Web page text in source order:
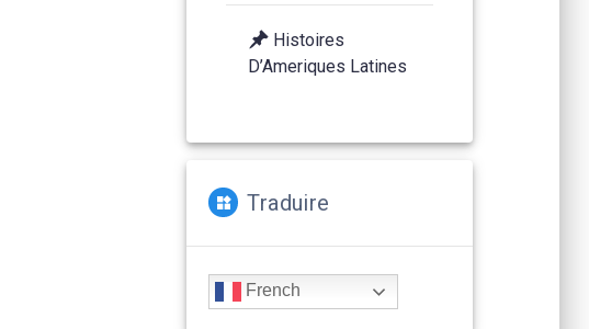
Histoires
D’Ameriques Latines
Traduire
French